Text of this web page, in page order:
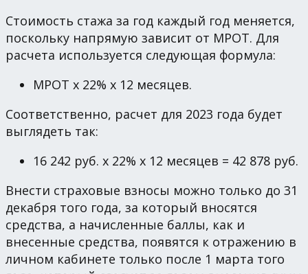
Стоимость стажа за год каждый год меняется,
поскольку напрямую зависит от МРОТ. Для
расчета используется следующая формула:
МРОТ х 22% х 12 месяцев.
Соответственно, расчет для 2023 года будет
выглядеть так:
16 242 руб. х 22% х 12 месяцев = 42 878 руб.
Внести страховые взносы можно только до 31
декабря того года, за который вносятся
средства, а начисленные баллы, как и
внесенные средства, появятся к отражению в
личном кабинете только после 1 марта того